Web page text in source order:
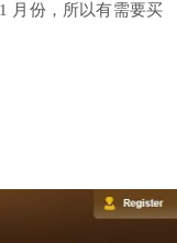
月份，所以有需要买